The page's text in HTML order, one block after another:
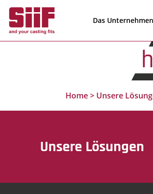
Das Unternehmen
Home> Unsere
Unsere Lösungen
Cookie-Einstellungen